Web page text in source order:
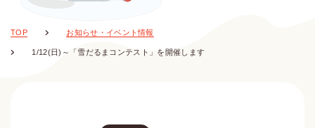
TOP お知らせ・イベント情報
1/12(日)～「雪だるまコンテスト」を開催します